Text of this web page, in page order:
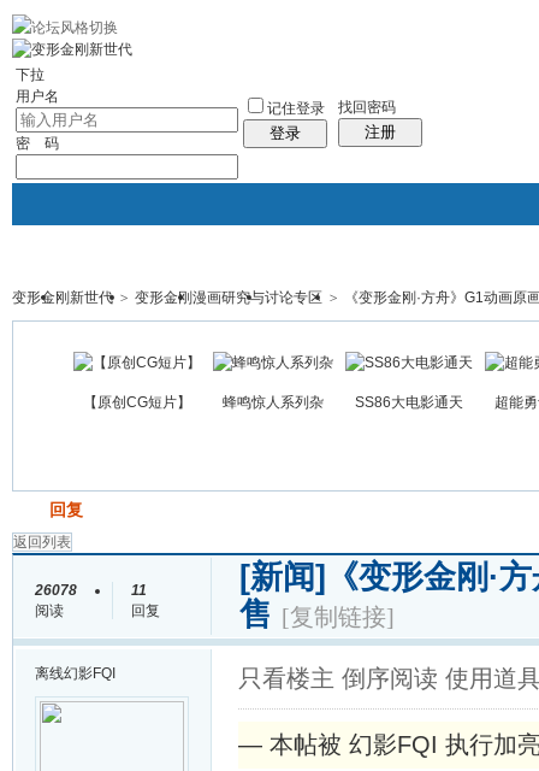
下拉
用户名
密 码
记住登录
登录
找回密码
注册
门户 论坛 图酷 资讯 群组
帖子
变形金刚新世代 > 变形金刚漫画研究与讨论专区 > 《变形金刚·方舟》G1动画原
【原创CG短片】 蜂鸣惊人系列杂 SS86大电影通天 超能
回复
返回列表
26078
阅读
11
回复
[新闻]
《变形金刚·
售 [复制链接]
离线幻影FQI 只看楼主 倒序阅读 使用道
— 本帖被 幻影FQI 执行加